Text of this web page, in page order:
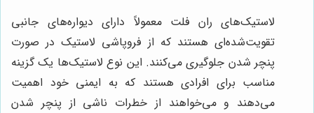
لاستیک‌های ران فلت معمولاً دارای دیواره‌های جانبی
تقویت‌شده‌ای هستند که از فروپاشی لاستیک در صورت
پنچر شدن جلوگیری می‌کنند. این نوع لاستیک‌ها یک گزینه
مناسب برای افرادی هستند که به ایمنی خود اهمیت
می‌دهند و می‌خواهند از خطرات ناشی از پنچر شدن